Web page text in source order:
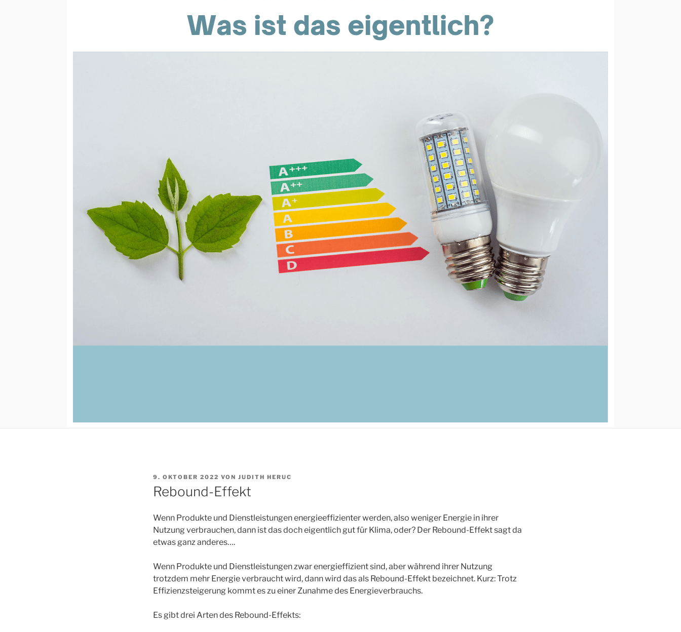
VERÖFFENTLICHT
AM
9. OKTOBER 2022 VON JUDITH HERUC
Rebound-Effekt
Wenn Produkte und Dienstleistungen energieeffizienter werden, also weniger Energie in ihrer
Nutzung verbrauchen, dann ist das doch eigentlich gut für Klima, oder? Der Rebound-Effekt sagt da
etwas ganz anderes….
Wenn Produkte und Dienstleistungen zwar energieffizient sind, aber während ihrer Nutzung
trotzdem mehr Energie verbraucht wird, dann wird das als Rebound-Effekt bezeichnet. Kurz: Trotz
Effizienzsteigerung kommt es zu einer Zunahme des Energieverbrauchs.
Es gibt drei Arten des Rebound-Effekts: